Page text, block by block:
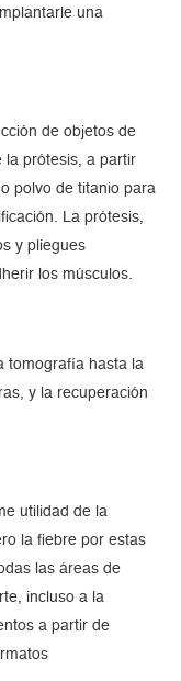
una
de objetos de
la prótesis, a partir
polvo de titanio para
La prótesis,
y pliegues
los músculos.
tomografía hasta la
y la recuperación
utilidad de la
la fiebre por estas
las áreas de
incluso a la
a partir de